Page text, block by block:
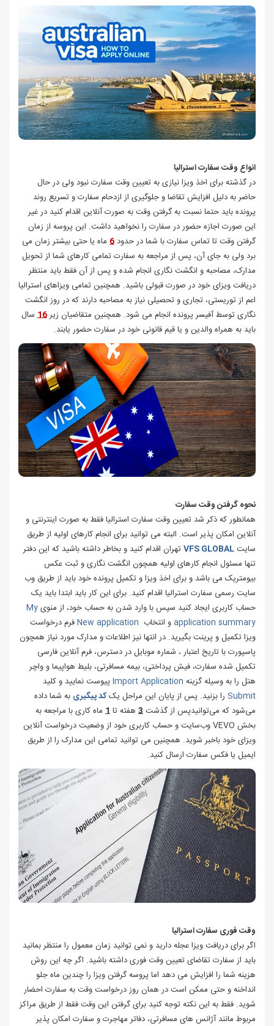
انواع وقت سفارت استرالیا
در گذشته برای اخذ ویزا نیازی به تعیین وقت سفارت نبود ولی در حال
حاضر به دلیل افزایش تقاضا و جلوگیری از ازدحام سفارت و تسریع روند
پرونده باید حتما نسبت به گرفتن وقت به صورت آنلاین اقدام کنید در غیر
این صورت اجازه حضور در سفارت را نخواهید داشت. این پروسه از زمان
گرفتن وقت تا تماس سفارت با شما در حدود6 ماه یا حتی بیشتر زمان می
برد ولی به جای آن، پس از مراجعه به سفارت تمامی کارهای شما از تحویل
مدارک، مصاحبه و انگشت نگاری انجام شده و پس از آن فقط باید منتظر
دریافت ویزای خود در صورت قبولی باشید. همچنین تمامی ویزاهای استرالیا
اعم از توریستی، تجاری و تحصیلی نیاز به مصاحبه دارند که در روز انگشت
نگاری توسط آفیسر پرونده انجام می شود. همچنین متقاضیان زیر16 سال
باید به همراه والدین و یا قیم قانونی خود در سفارت حضور یابند.
نحوه گرفتن وقت سفارت
همانطور که ذکر شد تعیین وقت سفارت استرالیا فقط به صورت اینترنتی و
آنلاین امکان پذیر است. البته می توانید برای انجام کارهای اولیه از طریق
‌سایت VFS GLOBALتهران اقدام کنید و بخاطر داشته باشید که این دفتر
تنها مسئول انجام کارهای اولیه همچون انگشت نگاری و ثبت عکس
بیومتریک می باشد و برای اخذ ویزا و تکمیل پرونده خود باید از طریق وب
‌سایت رسمی سفارت استرالیا اقدام کنید. برای این کار باید ابتدا باید یک
حساب کاربری ایجاد کنید سپس با وارد شدن به حساب خود، از منویMy
application summaryو انتخاب New applicationفرم درخواست
ویزا تکمیل و پرینت بگیرید. در انتها نیز اطلاعات و مدارک مورد نیاز همچون
پاسپورت با تاریخ اعتبار ، شماره موبایل در دسترس، فرم آنلاین فارسی
تکمیل شده سفارت، فیش پرداختی، بیمه مسافرتی، بلیط هواپیما و واچر
هتل را به وسیلهگزینه Import Application پیوست نمایید و کلید
Submit را بزنید. پس از پایان این مراحل یککد پیگیری‌ به شما داده
می‌شود که می‌توانیدپس از گذشت 3 هفته تا1 ماه کاری با مراجعه به
بخش VEVO وب‌سایت و حساب کاربری خود از وضعیت درخواست آنلاین
ویزای خود باخبر شوید. همچنین می توانید تمامی این مدارک را از طریق
ایمیل یا فکس سفارت ارسال کنید.
وقت فوری سفارت استرالیا
اگر برای دریافت ویزا عجله دارید و نمی توانید زمان معمول را منتظر بمانید
باید از سفارت تقاضای تعیین وقت فوری داشته باشید. اگر چه این روش
هزینه شما را افزایش می دهد اما پروسه گرفتن ویزا را چندین ماه جلو
انداخنه و حتی ممکن است در همان روز درخواست وقت به سفارت احضار
شوید. فقط به این نکته توجه کنید برای گرفتن این وقت فقط از طریق مراکز
مربوط مانند آژانس های مسافرتی، دفاتر مهاجرت و سفارت امکان پذیر